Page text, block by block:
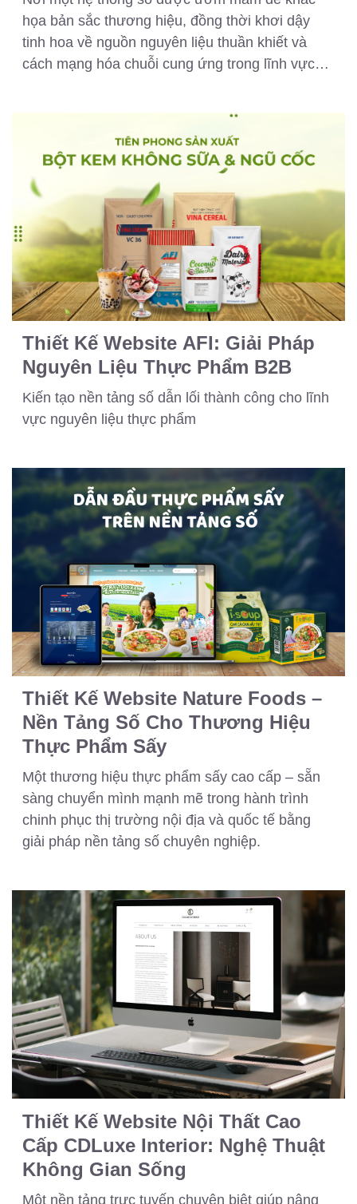
họa bản sắc thương hiệu, đồng thời khơi dậy
tinh hoa về nguồn nguyên liệu thuần khiết và
cách mạng hóa chuỗi cung ứng trong lĩnh vực
Thiết Kế Website AFI: Giải Pháp
Nguyên Liệu Thực Phẩm B2B
Kiến tạo nền tảng số dẫn lối thành công cho lĩnh
vực nguyên liệu thực phẩm
Thiết Kế Website Nature Foods –
Nền Tảng Số Cho Thương Hiệu
Thực Phẩm Sấy
Một thương hiệu thực phẩm sấy cao cấp – sẵn
sàng chuyển mình mạnh mẽ trong hành trình
chinh phục thị trường nội địa và quốc tế bằng
giải pháp nền tảng số chuyên nghiệp.
Thiết Kế Website Nội Thất Cao
Cấp CDLuxe Interior: Nghệ Thuật
Không Gian Sống
Một nền tảng trực tuyến chuyên biệt giúp nâng